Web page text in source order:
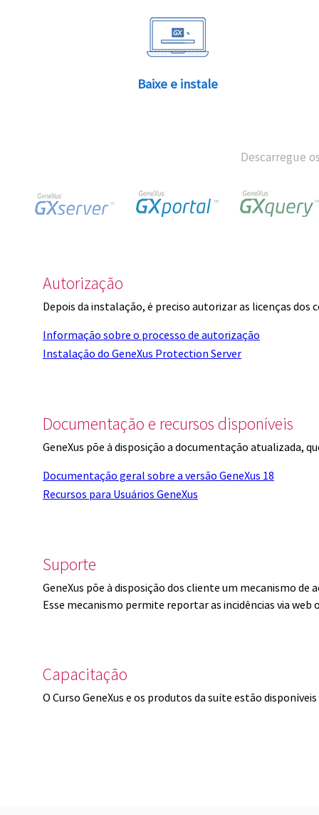
Baixe e instale
Descarregue
Autorização
Depois da instalação, é preciso autorizar as licenças dos
Informação sobre o processo de autorização
Instalação do GeneXus Protection Server
Documentação e recursos disponíveis
GeneXus põe à disposição a documentação atualizada,
Documentação geral sobre a versão GeneXus 18
Recursos para Usuários GeneXus
Suporte
GeneXus põe à disposição dos cliente um mecanismo de
Esse mecanismo permite reportar as incidências via
Capacitação
O Curso GeneXus e os produtos da suíte estão